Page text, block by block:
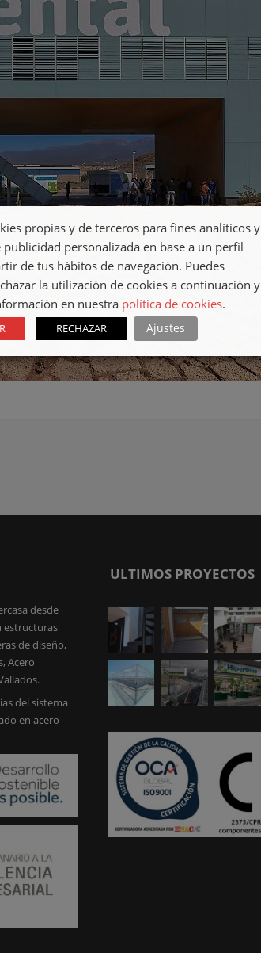
desde
estructuras
de diseño,
Acero
del sistema
en acero
ULTIMOS PROYECTOS
propias y de terceros para fines analíticos y
personalizada en base a un perfil
de tus hábitos de navegación. Puedes
la utilización de cookies a continuación y
en nuestra política de cookies.
RECHAZAR Ajustes